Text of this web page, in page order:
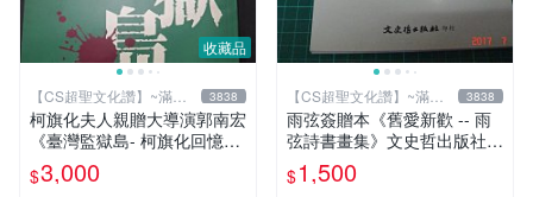
收藏品
【CS超聖文化讚】~滿千
元送運
3838
柯旗化夫人親贈大導演郭南宏
《臺灣監獄島- 柯旗化回憶
錄》柯旗化著 第一出版社 20
02年修訂再版 【CS超聖文化
$3,000
【CS超聖文化讚】~滿千
元送運
3838
雨弦簽贈本《舊愛新歡 -- 雨
弦詩書畫集》文史哲出版社
印 民國85年初版 9成新 【CS
超聖文化讚】
$1,500